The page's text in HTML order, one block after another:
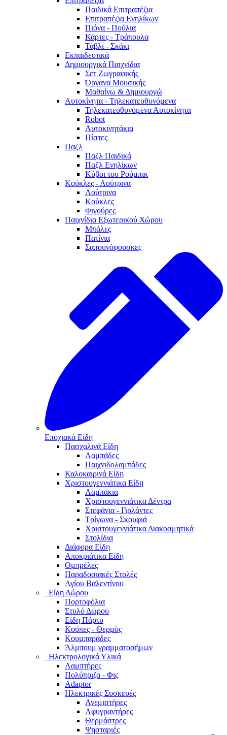
Παιδικά Επιτραπέζια
Επιτραπέζια Ενηλίκων
Πιόνα - Πούλια
Κάρτες - Τράπουλα
Τάβλι - Σκάκι
Εκπαιδευτικά
Δημιουργικά Παιχνίδια
Σετ Ζωγραφικής
Όργανα Μουσικής
Μαθαίνω & Δημιουργώ
Αυτοκίνητα - Τηλεκατευθυνόμενα
Τηλεκατευθυνόμενα Αυτοκίνητα
Robot
Αυτοκινητάκια
Πίστες
Παζλ
Παζλ Παιδικά
Παζλ Ενηλίκων
Κύβοι του Ρούμπικ
Κούκλες - Λούτρινα
Λούτρινα
Κούκλες
Φιγούρες
Παιχνίδια Εξωτερικού Χώρου
Μπάλες
Πατίνια
Σαπουνόφουσκες
Εποχιακά Είδη
Πασχαλινά Είδη
Λαμπάδες
Παιχνιδολαμπάδες
Καλοκαιρινά Eίδη
Χριστουγεννιάτικα Είδη
Λαμπάκια
Χριστουγεννιάτικα Δέντρα
Στεφάνια - Γιρλάντες
Τρίγωνα - Σκουφιά
Χριστουγεννιάτικα Διακοσμητικά
Στολίδια
Διάφορα Είδη
Αποκριάτικα Είδη
Ομπρέλες
Παραδοσιακές Στολές
Αγίου Βαλεντίνου
Είδη Δώρου
Πορτοφόλια
Στυλό Δώρου
Είδη Πάρτυ
Κούπες - Θερμός
Κουμπαράδες
Άλμπουμ γραμματοσήμων
Ηλεκτρολογικά Υλικά
Λαμπτήρες
Πολύπριζα - Φις
Adaptor
Ηλεκτρικές Συσκευές
Ανεμιστήρες
Αφυγραντήρες
Θερμάστρες
Ψησταριές